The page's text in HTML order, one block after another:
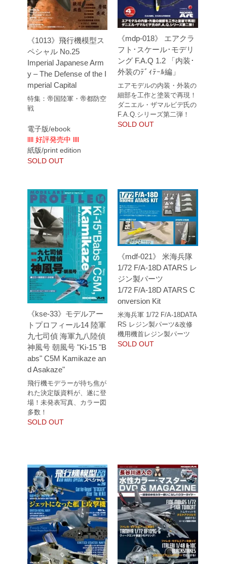
《1013》飛行機模型ス
ペシャル No.25
Imperial Japanese Arm
y – The Defense of the I
mperial Capital
特集：帝国陸軍・帝都防空
戦
電子版/ebook
llll 好評発売中 llll
紙版/print edition
SOLD OUT
《mdp-018》 エアクラ
フト･スケール･モデリ
ング F.A.Q 1.2 「内装･
外装のﾃﾞｨﾃｰﾙ編」
エアモデルの内装・外装の
細部を工作と塗装で再現！
ダニエル・ザマルビデ氏の
F.A.Q.シリーズ第二弾！
SOLD OUT
《kse-33》モデルアー
トプロフィール14 陸軍
九七司偵 海軍九八陸偵
神風号 朝風号 "Ki-15 "B
abs" C5M Kamikaze an
d Asakaze"
飛行機モデラーが待ち焦が
れた決定版資料が、遂に登
場！未発表写真、カラー図
多数！
SOLD OUT
《mdf-021》 米海兵隊
1/72 F/A-18D ATARS レ
ジン製パーツ
1/72 F/A-18D ATARS C
onversion Kit
米海兵軍 1/72 F/A-18DATA
RS レジン製パーツ&改修
機用機首レジン製パーツ
SOLD OUT